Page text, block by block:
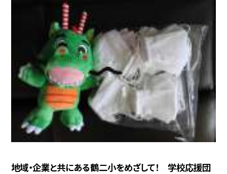
地域・企業と共にある鶴二小をめざして！ 学校応援団